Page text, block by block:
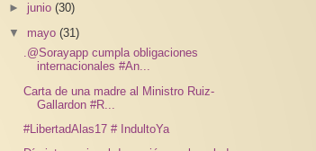
► junio(30)
▼ mayo(31)
.@Sorayapp cumpla obligaciones
internacionales #An...
Carta de una madre al Ministro Ruiz-
Gallardon #R...
#LibertadAlas17 # IndultoYa